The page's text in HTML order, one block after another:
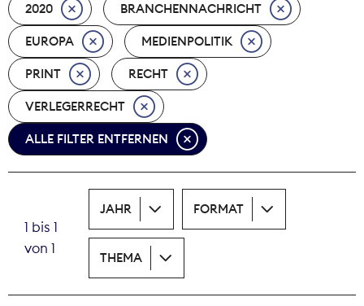
Nachhaltigkeit
Nachwuchs
Nova Award
Pressefreiheit
Print
Recht
Tarifpolitik
Theodor-Wolff-Preis
2020 BRANCHENNACHRICHT
EUROPA MEDIENPOLITIK
PRINT RECHT
VERLEGERRECHT
ALLE FILTER ENTFERNEN
1 bis 1
von 1
JAHR FORMAT
THEMA